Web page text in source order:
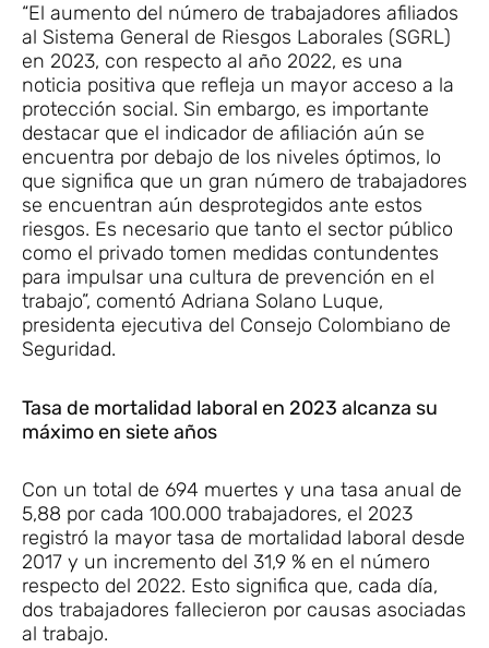
“El aumento del número de trabajadores afiliados
al Sistema General de Riesgos Laborales (SGRL)
en 2023, con respecto al año 2022, es una
noticia positiva que refleja un mayor acceso a la
protección social. Sin embargo, es importante
destacar que el indicador de afiliación aún se
encuentra por debajo de los niveles óptimos, lo
que significa que un gran número de trabajadores
se encuentran aún desprotegidos ante estos
riesgos. Es necesario que tanto el sector público
como el privado tomen medidas contundentes
para impulsar una cultura de prevención en el
trabajo”, comentó Adriana Solano Luque,
presidenta ejecutiva del Consejo Colombiano de
Seguridad.
Tasa de mortalidad laboral en 2023 alcanza su
máximo en siete años
Con un total de 694 muertes y una tasa anual de
5,88 por cada 100.000 trabajadores, el 2023
registró la mayor tasa de mortalidad laboral desde
2017 y un incremento del 31,9 % en el número
respecto del 2022. Esto significa que, cada día,
dos trabajadores fallecieron por causas asociadas
al trabajo.